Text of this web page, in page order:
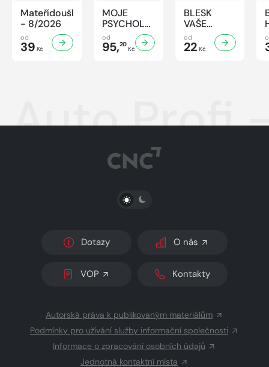
Mateřídouška
- 8/2026
od
39 Kč
MOJE
PSYCHOLOGIE
- 8/2026
od
95,20
Kč
BLESK
VAŠE
RECEPTY -
8/2026
od
22 Kč
Auto Profi
PŘEPNOUT SVĚTLÝ/TMAVÝ REŽIM
Dotazy O nás
VOP Kontakty
Autorská práva k publikovaným materiálům
Podmínky pro užívání služby informační společnosti
Informace o zpracování osobních údajů
Jednotná kontaktní místa